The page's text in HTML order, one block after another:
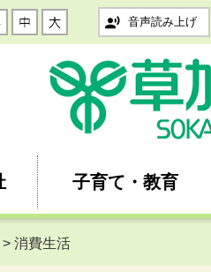
音声読み上げ
子育て・教育
> 消費生活